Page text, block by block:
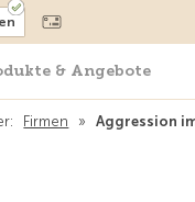
& Angebote
Firmen » Aggression